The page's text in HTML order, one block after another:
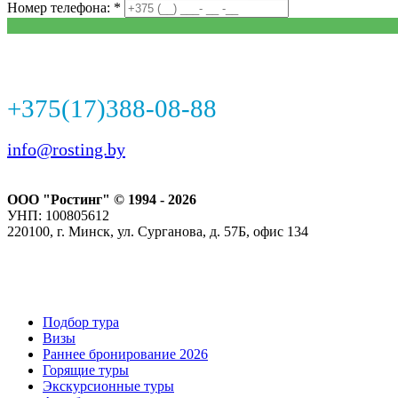
Номер телефона: *
+375(17)388-08-88
info@rosting.by
ООО "Ростинг" © 1994 - 2026
УНП: 100805612
220100, г. Минск, ул. Сурганова, д. 57Б, офис 134
Подбор тура
Визы
Раннее бронирование 2026
Горящие туры
Экскурсионные туры